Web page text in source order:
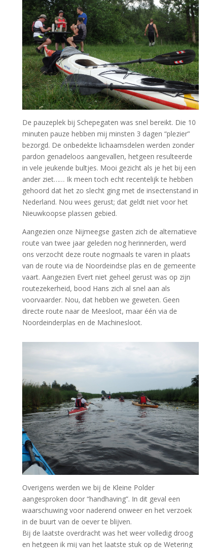
De pauzeplek bij Schepegaten was snel bereikt. Die 10
minuten pauze hebben mij minsten 3 dagen “plezier”
bezorgd. De onbedekte lichaamsdelen werden zonder
pardon genadeloos aangevallen, hetgeen resulteerde
in vele jeukende bultjes. Mooi gezicht als je het bij een
ander ziet…… Ik meen toch echt recentelijk te hebben
gehoord dat het zo slecht ging met de insectenstand in
Nederland. Nou wees gerust; dat geldt niet voor het
Nieuwkoopse plassen gebied.
Aangezien onze Nijmeegse gasten zich de alternatieve
route van twee jaar geleden nog herinnerden, werd
ons verzocht deze route nogmaals te varen in plaats
van de route via de Noordeindse plas en de gemeente
vaart. Aangezien Evert niet geheel gerust was op zijn
routezekerheid, bood Hans zich al snel aan als
voorvaarder. Nou, dat hebben we geweten. Geen
directe route naar de Meesloot, maar één via de
Noordeinderplas en de Machinesloot.
Overigens werden we bij de Kleine Polder
aangesproken door “handhaving”. In dit geval een
waarschuwing voor naderend onweer en het verzoek
in de buurt van de oever te blijven.
Bij de laatste overdracht was het weer volledig droog
en hetgeen ik mij van het laatste stuk op de Wetering